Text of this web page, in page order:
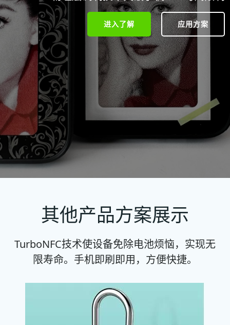
进入了解 应用方案
其他产品方案展示
TurboNFC技术使设备免除电池烦恼，实现无
限寿命。手机即刷即用，方便快捷。